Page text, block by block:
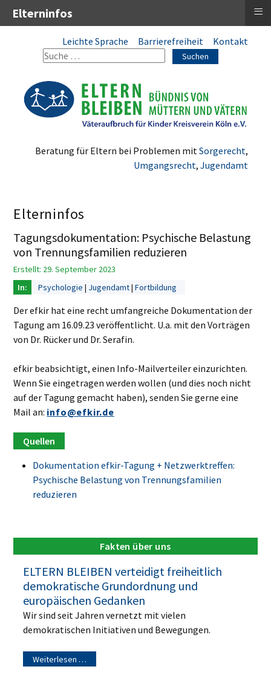
Leichte Sprache Barrierefreiheit Kontakt
Suchen
Beratung für Eltern bei Problemen mit Sorgerecht,
Umgangsrecht, Jugendamt
Elterninfos
Tagungsdokumentation: Psychische Belastung
von Trennungsfamilien reduzieren
Erstellt: 29. September 2023
Psychologie Jugendamt Fortbildung
Der efkir hat eine recht umfangreiche Dokumentation der
Tagung am 16.09.23 veröffentlicht. U.a. mit den Vorträgen
von Dr. Rücker und Dr. Serafin.
efkir beabsichtigt, einen Info-Mailverteiler einzurichten.
Wenn Sie eingetragen werden wollen (und dies noch nicht
auf der Tagung gemacht haben), senden Sie gerne eine
Mail an: info@efkir.de
Dokumentation efkir-Tagung + Netzwerktreffen:
Psychische Belastung von Trennungsfamilien
reduzieren
Fakten über uns
ELTERN BLEIBEN verteidigt freiheitlich
demokratische Grundordnung und
europäischen Gedanken
Wir sind seit Jahren vernetzt mit vielen
demokratischen Initiativen und Bewegungen.
Weiterlesen …
Elterninfos ≡